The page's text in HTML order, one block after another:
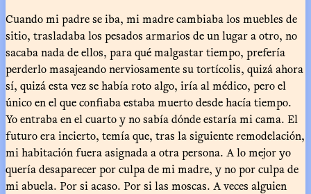
Cuando mi padre se iba, mi madre cambiaba los muebles de
sitio, trasladaba los pesados armarios de un lugar a otro, no
sacaba nada de ellos, para qué malgastar tiempo, prefería
perderlo masajeando nerviosamente su tortícolis, quizá ahora
sí, quizá esta vez se había roto algo, iría al médico, pero el
único en el que confiaba estaba muerto desde hacía tiempo.
Yo entraba en el cuarto y no sabía dónde estaría mi cama. El
futuro era incierto, temía que, tras la siguiente remodelación,
mi habitación fuera asignada a otra persona. A lo mejor yo
quería desaparecer por culpa de mi madre, y no por culpa de
mi abuela. Por si acaso. Por si las moscas. A veces alguien